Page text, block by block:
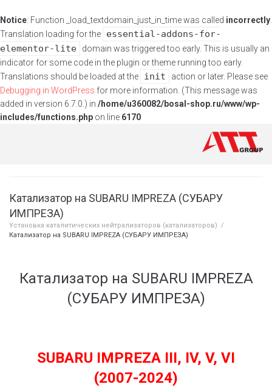
Notice: Function _load_textdomain_just_in_time was called incorrectly
Translation loading for the
essential-addons-for-
elementor-lite
domain was triggered too early. This is usually an
indicator for some code in the plugin or theme running too early.
Translations should be loaded at the
init
action or later. Please see
Debugging in WordPress for more information. (This message was
added in version 6.7.0.) in /home/u360082/bosal-shop.ru/www/wp-
includes/functions.php on line 6170
Катализатор на SUBARU IMPREZA (СУБАРУ
ИМПРЕЗА)
Установка каталитических нейтрализаторов (катализаторов) /
Катализатор на SUBARU IMPREZA (СУБАРУ ИМПРЕЗА)
Катализатор на SUBARU IMPREZA
(СУБАРУ ИМПРЕЗА)
SUBARU IMPREZA III, IV, V, VI
(2007-2024)